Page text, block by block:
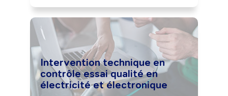
dépannage et de maintenance.
Intervention technique en
contrôle essai qualité en
électricité et électronique